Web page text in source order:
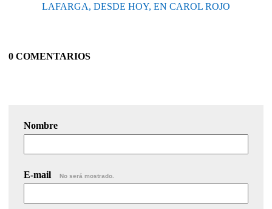
LAFARGA, DESDE HOY, EN CAROL ROJO
0 COMENTARIOS
Nombre
E-mail No será mostrado.